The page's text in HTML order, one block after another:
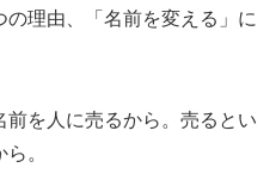
理由、「名前を変える」に
を人に売るから。売るとい
。